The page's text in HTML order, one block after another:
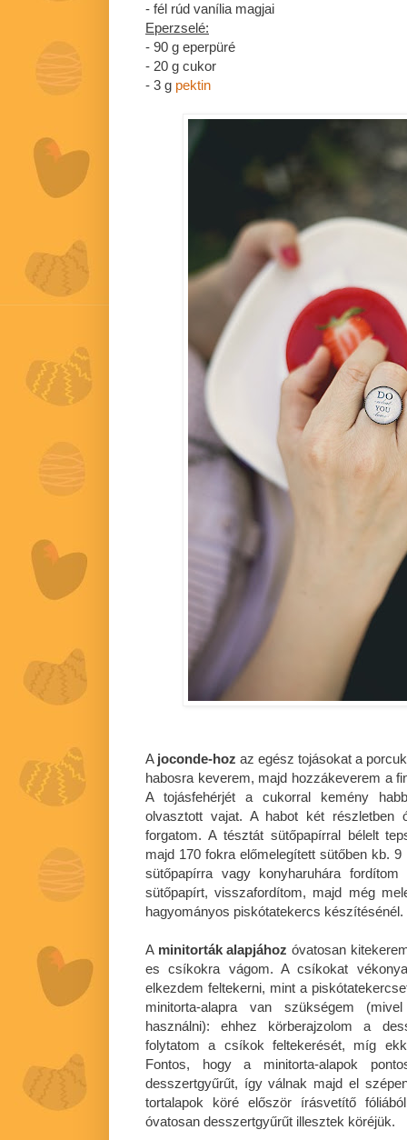
- fél rúd vanília magjai
Eperzselé:
- 90 g eperpüré
- 20 g cukor
- 3 g pektin
A joconde-hoz az egész tojásokat a
habosra keverem, majd hozzákeverem a
A tojásfehérjét a cukorral kemény
olvasztott vajat. A habot két részletben
forgatom. A tésztát sütőpapírral bélelt
majd 170 fokra előmelegített sütőben kb.
sütőpapírra vagy konyharuhára
sütőpapírt, visszafordítom, majd még
hagyományos piskótatekercs
A minitorták alapjához óvatosan
es csíkokra vágom. A csíkokat
elkezdem feltekerni, mint a
minitorta-alapra van szükségem
használni): ehhez körberajzolom a
folytatom a csíkok feltekerését, míg
Fontos, hogy a minitorta-alapok
desszertgyűrűt, így válnak majd el
tortalapok köré először írásvetítő
óvatosan desszertgyűrűt illesztek köréjük.